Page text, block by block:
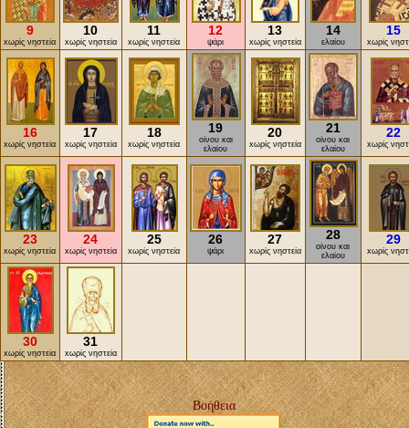
9
xωρίς νηστεία
10
xωρίς νηστεία
11
xωρίς νηστεία
12
ψάρι
13
xωρίς νηστεία
14
ελαίου
15
xωρίς
16
xωρίς νηστεία
17
xωρίς νηστεία
18
xωρίς νηστεία
19
οίνου και
ελαίου
20
xωρίς νηστεία
21
οίνου και
ελαίου
22
xωρίς
23
xωρίς νηστεία
24
xωρίς νηστεία
25
xωρίς νηστεία
26
ψάρι
27
xωρίς νηστεία
28
οίνου και
ελαίου
29
xωρίς
30
xωρίς νηστεία
31
xωρίς νηστεία
Βοήθεια